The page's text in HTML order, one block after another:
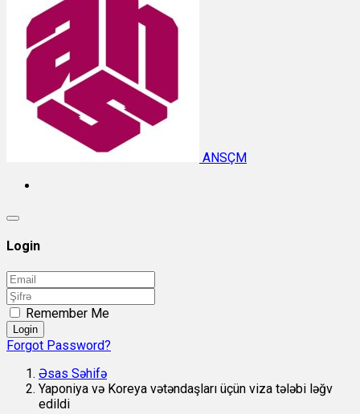
ANSÇM
Login
Remember Me
Login
Forgot Password?
Əsas Səhifə
Yaponiya və Koreya vətəndaşları üçün viza tələbi ləğv
edildi